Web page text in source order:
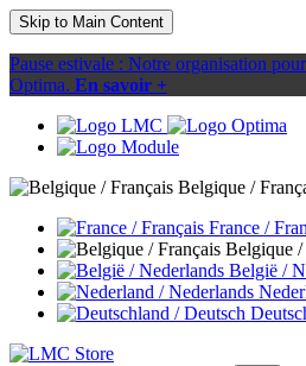
Skip to Main Content
Pause estivale : Notre organisation
Optima. En savoir +
Belgique /
France /
Belgique /
België /